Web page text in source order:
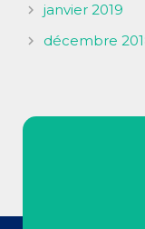
janvier 2019
décembre